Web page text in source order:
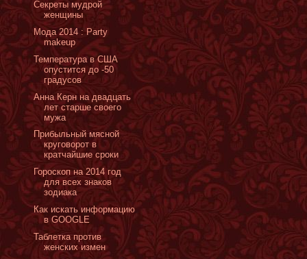
Секреты мудрой
женщины
Мода 2014 : Party
makeup
Температура в США
опустится до -50
градусов
Анна Керн на двадцать
лет старше своего
мужа
Прибыльный мясной
круговорот в
кратчайшие сроки
Гороскоп на 2014 год
для всех знаков
зодиака
Как искать информацию
в GOOGLE
Таблетка против
женских измен